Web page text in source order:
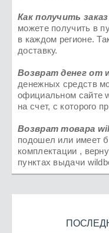
Как получить заказ
можете получить в
в каждом регионе.
доставку.
Возврат денег от
денежных средств
официальном сайте
на счет, с которого
Возврат товара
подошел или имеет
комплектации ,
пунктах выдачи